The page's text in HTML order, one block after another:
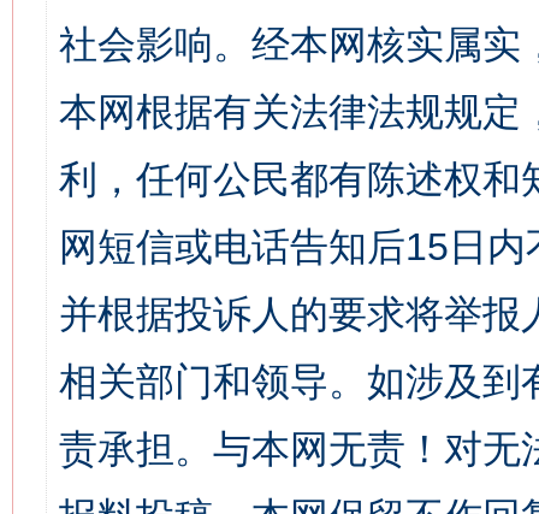
社会影响。经本网核实属
本网根据有关法律法规规
利，任何公民都有陈述权
网短信或电话告知后15日
并根据投诉人的要求将举
相关部门和领导。如涉及
责承担。与本网无责！对